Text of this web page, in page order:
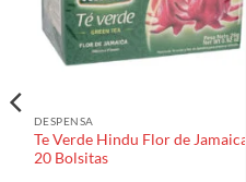
DESPENSA
Te Verde Hindu Flor de Jamaica
20 Bolsitas